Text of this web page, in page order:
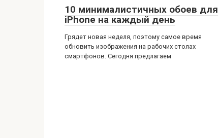
10 минималистичных обоев для
iPhone на каждый день
Грядет новая неделя, поэтому самое время
обновить изображения на рабочих столах
смартфонов. Сегодня предлагаем